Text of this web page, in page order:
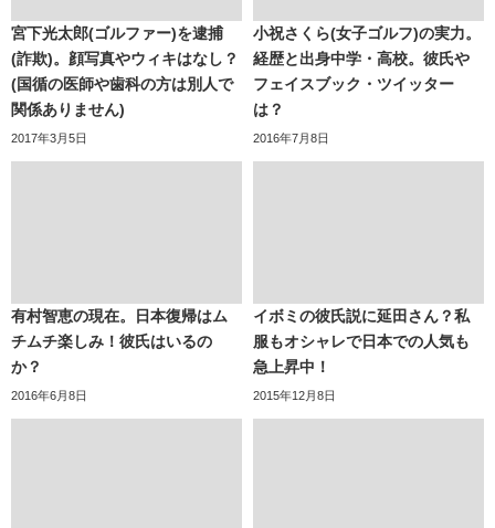
宮下光太郎(ゴルファー)を逮捕
(詐欺)。顔写真やウィキはなし？
(国循の医師や歯科の方は別人で
関係ありません)
2017年3月5日
小祝さくら(女子ゴルフ)の実力。
経歴と出身中学・高校。彼氏や
フェイスブック・ツイッター
は？
2016年7月8日
有村智恵の現在。日本復帰はム
チムチ楽しみ！彼氏はいるの
か？
2016年6月8日
イボミの彼氏説に延田さん？私
服もオシャレで日本での人気も
急上昇中！
2015年12月8日